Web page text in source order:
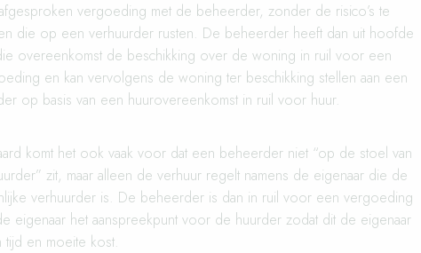
vergoeding met de beheerder, zonder de risico’s te
die op een verhuurder rusten. De beheerder heeft dan uit hoofde
overeenkomst de beschikking over de woning in ruil voor een
en kan vervolgens de woning ter beschikking stellen aan een
op basis van een huurovereenkomst in ruil voor huur.
komt het ook vaak voor dat een beheerder niet “op de stoel van
zit, maar alleen de verhuur regelt namens de eigenaar die de
verhuurder is. De beheerder is dan in ruil voor een vergoeding
eigenaar het aanspreekpunt voor de huurder zodat dit de eigenaar
tijd en moeite kost.